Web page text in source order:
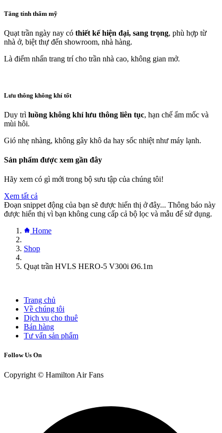
Tăng tính thẩm mỹ
Quạt trần ngày nay có thiết kế hiện đại, sang trọng, phù hợp từ
nhà ở, biệt thự đến showroom, nhà hàng.
Là điểm nhấn trang trí cho trần nhà cao, không gian mở.
Lưu thông không khí tốt
Duy trì luồng không khí lưu thông liên tục, hạn chế ẩm mốc và
mùi hôi.
Gió nhẹ nhàng, không gây khô da hay sốc nhiệt như máy lạnh.
Sản phẩm được xem gần đây
Hãy xem có gì mới trong bộ sưu tập của chúng tôi!
Xem tất cả
Đoạn snippet động của bạn sẽ được hiển thị ở đây... Thông báo này
được hiển thị vì bạn không cung cấp cả bộ lọc và mẫu để sử dụng.
Home
Shop
Quạt trần HVLS HERO-5 V300i Ø6.1m
Trang chủ
Về chúng tôi
Dịch vụ cho thuê
Bán hàng
Tư vấn sản phẩm
Follow Us On
Copyright © Hamilton Air Fans